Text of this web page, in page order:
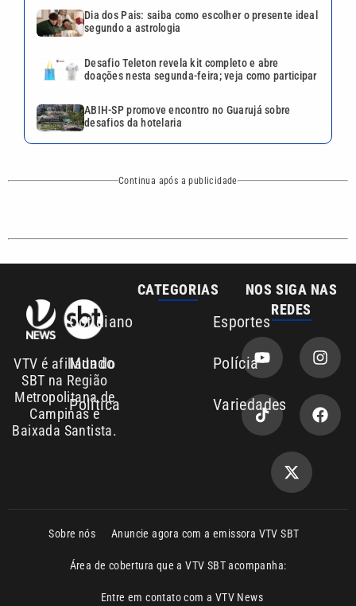
VTV é afiliada do
SBT na Região
Cotidiano Esportes
Mundo
REDES
Anuncie agora com a emissora VTV SBT
Área de cobertura que a VTV SBT acompanha:
Entre em contato com a VTV News
Copyright © 2026. Todos os direitos
reservados | Empresa de Comunicação PRM
Política de privacidade